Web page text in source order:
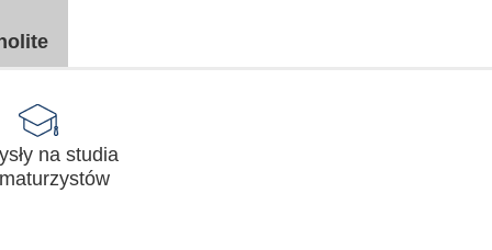
na studia